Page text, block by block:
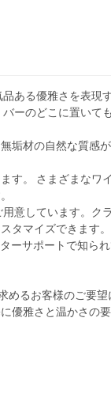
ある優雅さを表現
ーのどこに置いて
垢材の自然な質感
す。 さまざまなワ
意しています。ク
タマイズできます。
ーサポートで知ら
めるお客様のご要
優雅さと温かさの